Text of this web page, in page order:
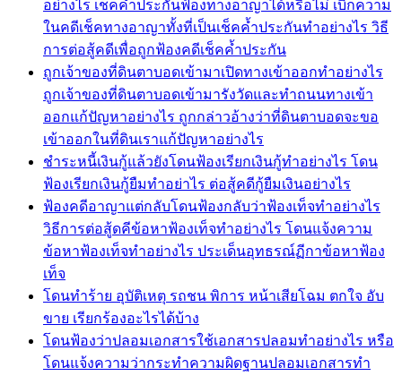
อย่างไร เช็คค้ำประกันฟ้องทางอาญาได้หรือไม่ เบิกความ
ในคดีเช็คทางอาญาทั้งที่เป็นเช็คค้ำประกันทำอย่างไร วิธี
การต่อสู้คดีเพื่อถูกฟ้องคดีเช็คค้ำประกัน
ถูกเจ้าของที่ดินตาบอดเข้ามาเปิดทางเข้าออกทำอย่างไร
ถูกเจ้าของที่ดินตาบอดเข้ามารังวัดและทำถนนทางเข้า
ออกแก้ปัญหาอย่างไร ถูกกล่าวอ้างว่าที่ดินตาบอดจะขอ
เข้าออกในที่ดินเราแก้ปัญหาอย่างไร
ชำระหนี้เงินกู้แล้วยังโดนฟ้องเรียกเงินกู้ทำอย่างไร โดน
ฟ้องเรียกเงินกู้ยืมทำอย่าไร ต่อสู้คดีกู้ยืมเงินอย่างไร
ฟ้องคดีอาญาแต่กลับโดนฟ้องกลับว่าฟ้องเท็จทำอย่างไร
วิธีการต่อสู้ดคีข้อหาฟ้องเท็จทำอย่างไร โดนแจ้งความ
ข้อหาฟ้องเท็จทำอย่างไร ประเด็นอุทธรณ์ฏีกาข้อหาฟ้อง
เท็จ
โดนทำร้าย อุบัติเหตุ รถชน พิการ หน้าเสียโฉม ตกใจ อับ
ขาย เรียกร้องอะไรได้บ้าง
โดนฟ้องว่าปลอมเอกสารใช้เอกสารปลอมทำอย่างไร หรือ
โดนแจ้งความว่ากระทำความผิดฐานปลอมเอกสารทำ